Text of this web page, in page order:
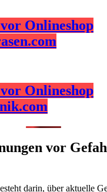
Onlineshop
Onlineshop
vor
darin, über aktuelle